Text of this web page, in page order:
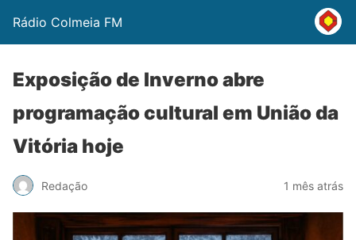
Rádio Colmeia FM
Exposição de Inverno abre
programação cultural em União da
Vitória hoje
Redação 1 mês atrás